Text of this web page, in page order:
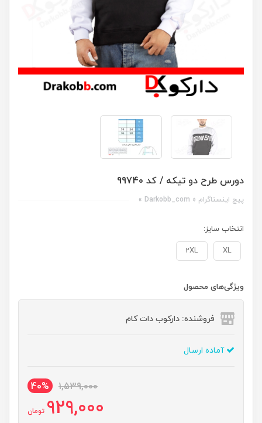
دورس طرح دو تیکه / کد 99740
پیج اینستاگرام « Darkobb_com »
انتخاب سایز:
XL
2XL
ویژگی‌های محصول
فروشنده: دارکوب دات کام
آماده ارسال
1,539,000
40%
929,000 تومان